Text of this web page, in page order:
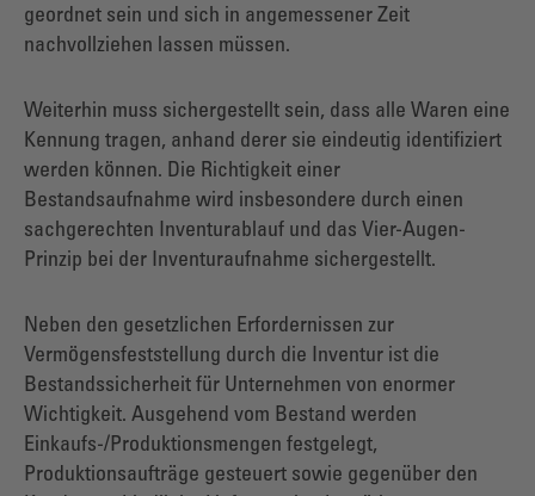
geordnet sein und sich in angemessener Zeit
nachvollziehen lassen müssen.
Weiterhin muss sichergestellt sein, dass alle Waren eine
Kennung tragen, anhand derer sie eindeutig identifiziert
werden können. Die Richtigkeit einer
Bestandsaufnahme wird insbesondere durch einen
sachgerechten Inventurablauf und das Vier-Augen-
Prinzip bei der Inventuraufnahme sichergestellt.
Neben den gesetzlichen Erfordernissen zur
Vermögensfeststellung durch die Inventur ist die
Bestandssicherheit für Unternehmen von enormer
Wichtigkeit. Ausgehend vom Bestand werden
Einkaufs-/Produktionsmengen festgelegt,
Produktionsaufträge gesteuert sowie gegenüber den